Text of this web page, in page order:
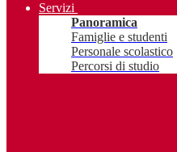
Servizi
Panoramica
Famiglie e studenti
Personale scolastico
Percorsi di studio